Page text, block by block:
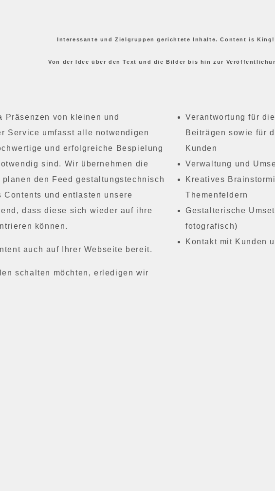
Interessante und Zielgruppen gerichtete Inhalte. Content is King!
Von der Idee über den Text und die Bilder bis hin zur
Präsenzen von kleinen und
Service umfasst alle notwendigen
und erfolgreiche Bespielung
sind. Wir übernehmen die
den Feed gestaltungstechnisch
und entlasten unsere
dass diese sich wieder auf ihre
können.
auch auf Ihrer Webseite bereit.
schalten möchten, erledigen wir
Verantwortung für
Beiträgen sowie für
Kunden
Verwaltung und
Kreatives
Themenfeldern
Gestalterische
fotografisch)
Kontakt mit Kunden